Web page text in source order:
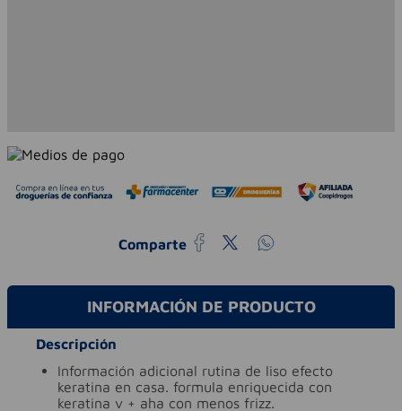
Comparte
INFORMACIÓN DE PRODUCTO
Descripción
información adicional rutina de liso efecto
keratina en casa. formula enriquecida con
keratina v + aha con menos frizz.